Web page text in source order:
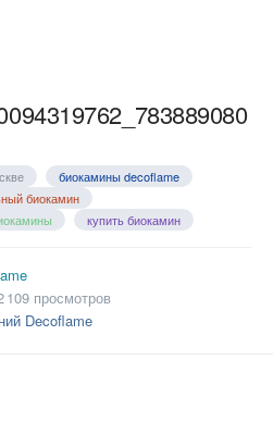
биокамины decoflame
биокамин
купить биокамин
109 просмотров
Decoflame